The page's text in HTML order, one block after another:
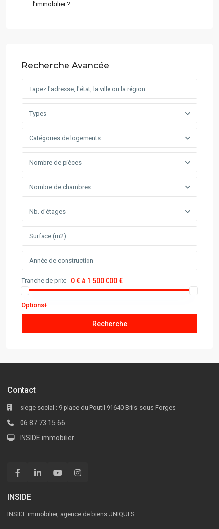
l’immobilier ?
Recherche Avancée
Types
Catégories de logements
Nombre de pièces
Nombre de chambres
Nb. d'étages
Tranche de prix: 0 € à 1 500 000 €
Options+
Recherche
Contact
siege social : 9 place du Poutil 91640 Briis-sous-Forges
06 87 73 15 66
INSIDE immobilier
INSIDE
INSIDE immobilier, agence de biens UNIQUES